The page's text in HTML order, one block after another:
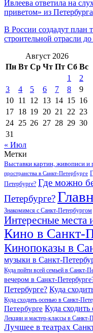
Ивлеева ответила на
приветом» из Петербурга
В России создадут план
строительной отрасли
Август 2026
Пн Вт Ср Чт Пт Сб Вс
1
2
3
4 5 6 7 8
9
10 11 12 13 14 15 16
17 18 19 20 21 22 23
24 25 26 27 28 29 30
31
« Июл
Метки
Выставки картин, живописи и
пространства в Санкт-Петербурге
Петербурге? Где можно
Петербурге?
Знакомимся с Санкт-Петербургом
Интересные места
Кино в Санкт-
Кинопоказы в
музыки в Санкт-
Куда пойти всей семьей в Санкт-
вечером в Санкт-
Петербурге? Куда
Куда сходить осенью в Санкт-
Петербурге Куда сходить
Лекции и мастер-классы в Санкт-
Лучшее в театрах